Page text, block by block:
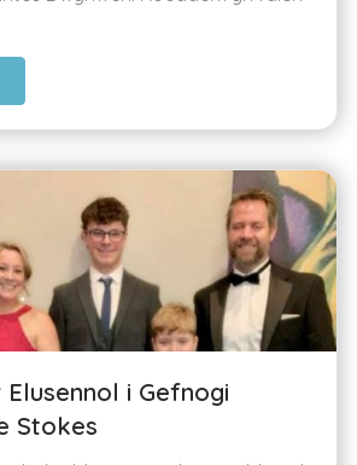
Elusennol i Gefnogi
Stokes